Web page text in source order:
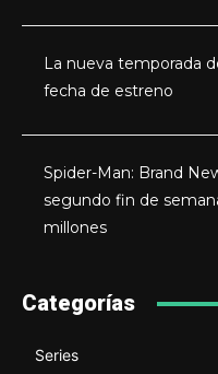
La nueva temporada
fecha de estreno
Spider-Man: Brand
segundo fin de
millones
Categorías
Series